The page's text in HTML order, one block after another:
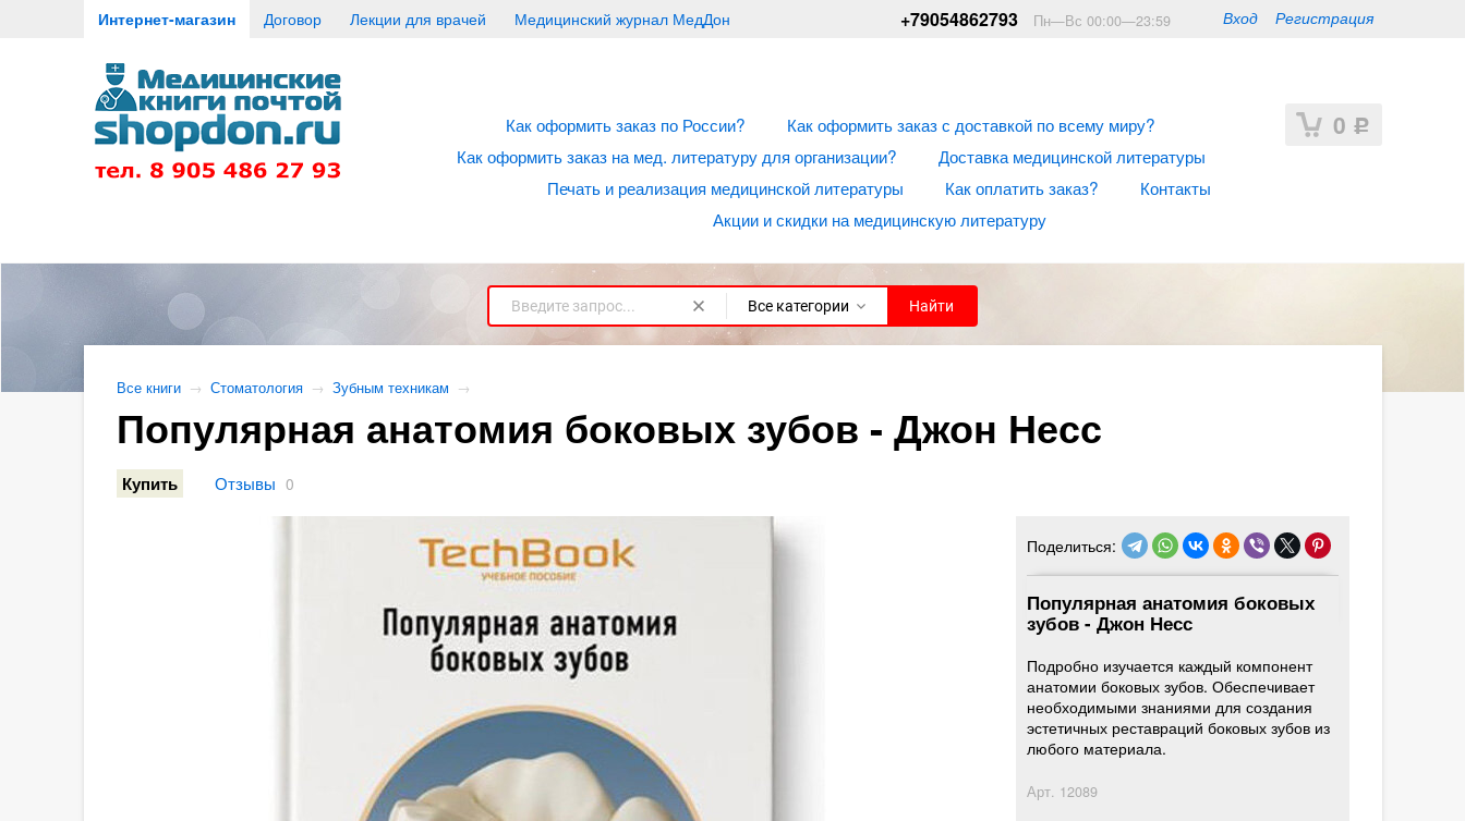
Интернет-магазин Договор Лекции для врачей Медицинский журнал МедДон Вход Регистрация
+79054862793 Пн—Вс 00:00—23:59
0 Р
Как оформить заказ по России?
Как оформить заказ с доставкой по всему миру?
Как оформить заказ на мед. литературу для организации?
Доставка медицинской литературы
Печать и реализация медицинской литературы
Как оплатить заказ?
Контакты
Акции и скидки на медицинскую литературу
Все категории Найти
Все книги → Стоматология → Зубным техникам →
Популярная анатомия боковых зубов - Джон Несс
Купить Отзывы 0
Поделиться:
Популярная анатомия боковых
зубов - Джон Несс
Подробно изучается каждый компонент
анатомии боковых зубов. Обеспечивает
необходимыми знаниями для создания
эстетичных реставраций боковых зубов из
любого материала.
Арт. 12089